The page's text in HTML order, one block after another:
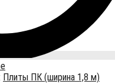
Плиты ПК (ширина 1,8 м)